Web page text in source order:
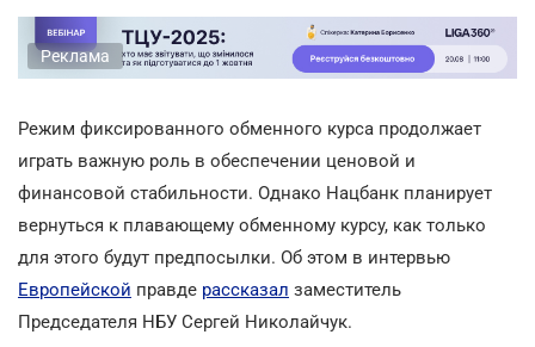
Реклама
Режим фиксированного обменного курса продолжает
играть важную роль в обеспечении ценовой и
финансовой стабильности. Однако Нацбанк планирует
вернуться к плавающему обменному курсу, как только
для этого будут предпосылки. Об этом в интервью
Европейской правде рассказал заместитель
Председателя НБУ Сергей Николайчук.